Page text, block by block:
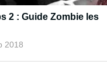
2 : Guide Zombie les
2018